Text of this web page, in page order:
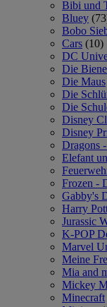
Bibi und
Bluey
Bobo
Cars (10)
DC
Die
Die Maus
Die
Die
Disney
Disney
Dragons
Elefant
Frozen -
Gabby's
Harry
Jurassic
K-POP
Marvel
Meine
Mia and
Mickey
Minecraft